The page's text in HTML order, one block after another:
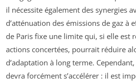
il nécessite également des synergies
d’atténuation des émissions de gaz à
de Paris fixe une limite qui, si elle est
actions concertées, pourrait réduire
d’adaptation à long terme.
devra forcément s’accélérer : il est